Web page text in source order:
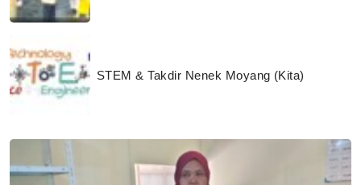
STEM & Takdir Nenek Moyang (Kita)